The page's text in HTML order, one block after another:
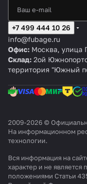
+7 499 444 10 26
info@fubage.ru
Офис: Москва, улица
Склад: 2ой
территория "Южный
2009-2026 ©
На информационном
технологии.
Вся информация на
характер и не
положениями Статьи